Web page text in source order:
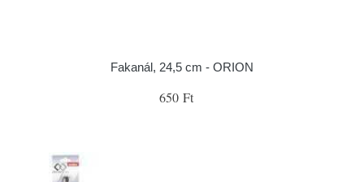
Fakanál, 24,5 cm - ORION
650 Ft